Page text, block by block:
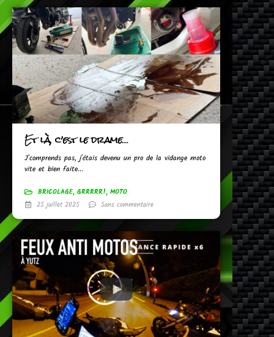
Et là, c’est le drame…
J'comprends pas, j'étais devenu un pro de la vidange moto
vite et bien faite...
BRICOLAGE, GRRRRR!, MOTO
25 juillet 2025
Sans commentaire